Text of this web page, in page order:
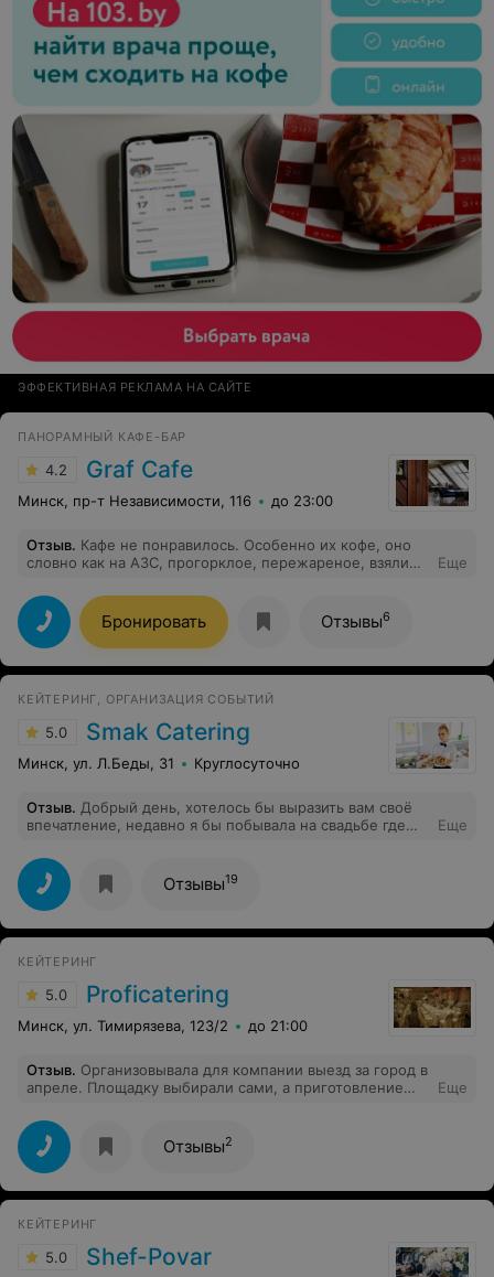
ЭФФЕКТИВНАЯ РЕКЛАМА НА САЙТЕ
ПАНОРАМНЫЙ КАФЕ-БАР
4.2 Graf Сafe
Минск, пр-т Независимости, 116 до 23:00
Отзыв. Кафе не понравилось. Особенно их кофе, оно
словно как на АЗС, прогорклое, пережареное, взяли
иметь качественную кофемашину и во время её
обслуживать. Персонал угрюмый.
Еще
Бронировать Отзывы6
КЕЙТЕРИНГ, ОРГАНИЗАЦИЯ СОБЫТИЙ
5.0 Smak Сatering
Минск, ул. Л.Беды, 31 Круглосуточно
Отзыв. Добрый день, хотелось бы выразить вам своё
впечатление, недавно я бы побывала на свадьбе где
поражена, отличный сервиз, приветливые работники,
вкусная еда. Однако хотелось бы выделить вашего
сотрудника Дмитрия. Таких людей я ещё не встречала
добрый отзывчивый внимательный, он не только
следил что бы столы и бокалы не были пустые, а так
хорошей беседой, побольше бы таких замечательных
работников.
Еще
Отзывы19
КЕЙТЕРИНГ
5.0 Proficatering
Минск, ул. Тимирязева, 123/2 до 21:00
Отзыв. Организовывала для компании выезд за город в
апреле. Площадку выбирали сами, а приготовление
переложить на кейтеринг. Выбирала из трех компаний,
решила остановиться на этой компании. Менеджер
помог составить меню проконсультировать по
количеству, ребята приехали раньше нас и успели все
подготовить. Очень волновалась, так как не знала эту
Еще
Отзывы2
КЕЙТЕРИНГ
5.0 Shef-Рovar